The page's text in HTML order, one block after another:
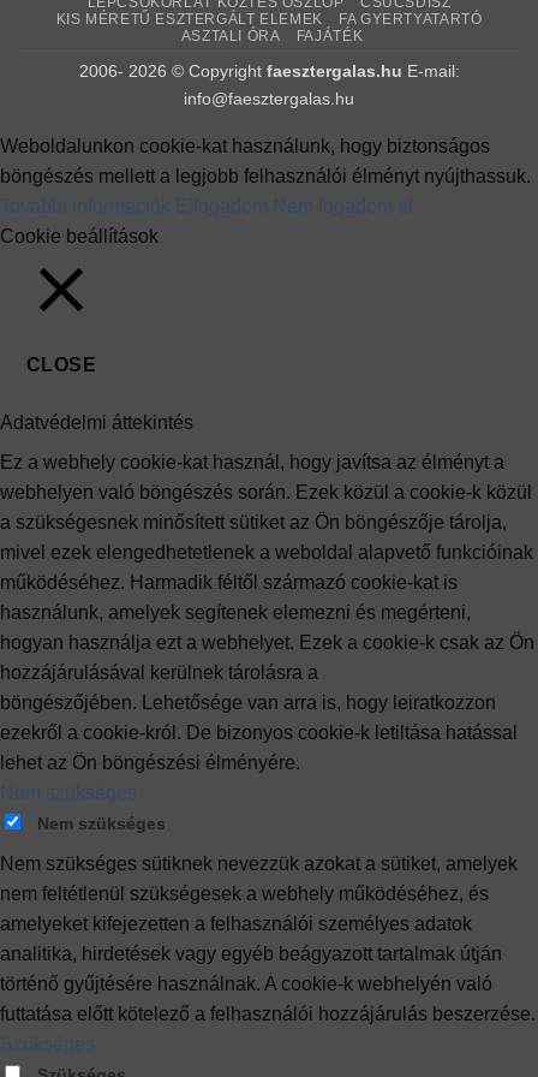
KIS MÉRETŰ ESZTERGÁLT ELEMEK
FA GYERTYATARTÓ
ASZTALI ÓRA
FAJÁTÉK
2006- 2026 © Copyright faesztergalas.hu E-mail:
info@faesztergalas.hu
Weboldalunkon cookie-kat használunk, hogy biztonságos
böngészés mellett a legjobb felhasználói élményt nyújthassuk.
További információk Elfogadom Nem fogadom el
Cookie beállítások
CLOSE
Adatvédelmi áttekintés
Ez a webhely cookie-kat használ, hogy javítsa az élményt a
webhelyen való böngészés során. Ezek közül a cookie-k közül
a szükségesnek minősített sütiket az Ön böngészője tárolja,
mivel ezek elengedhetetlenek a weboldal alapvető funkcióinak
működéséhez. Harmadik féltől származó cookie-kat is
használunk, amelyek segítenek elemezni és megérteni,
hogyan használja ezt a webhelyet. Ezek a cookie-k csak az Ön
hozzájárulásával kerülnek tárolásra a
böngészőjében. Lehetősége van arra is, hogy leiratkozzon
ezekről a cookie-król. De bizonyos cookie-k letiltása hatással
lehet az Ön böngészési élményére.
Nem szükséges
Nem szükséges
Nem szükséges sütiknek nevezzük azokat a sütiket, amelyek
nem feltétlenül szükségesek a webhely működéséhez, és
amelyeket kifejezetten a felhasználói személyes adatok
analitika, hirdetések vagy egyéb beágyazott tartalmak útján
történő gyűjtésére használnak. A cookie-k webhelyén való
futtatása előtt kötelező a felhasználói hozzájárulás beszerzése.
Szükséges